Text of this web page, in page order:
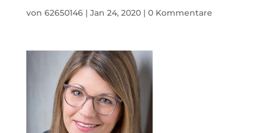
von 62650146| Jan 24, 2020| 0 Kommentare